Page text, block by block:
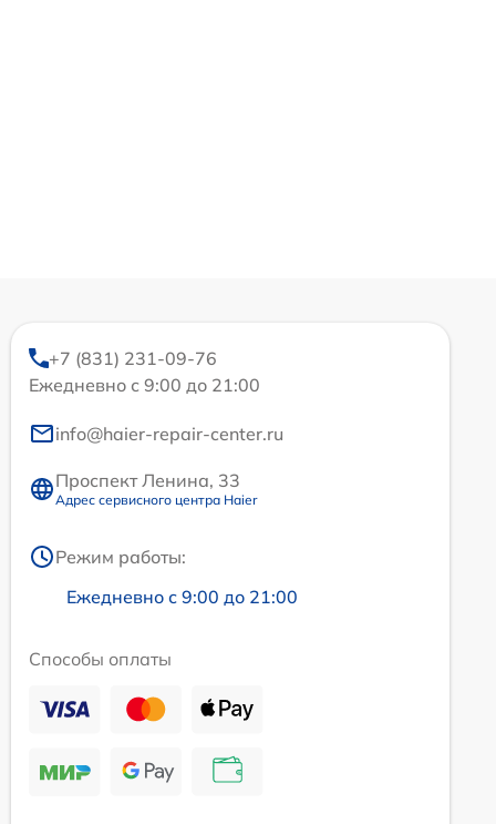
+7 (831) 231-09-76
Ежедневно с 9:00 до 21:00
info@haier-repair-center.ru
Проспект Ленина, 33
Адрес сервисного центра Haier
Режим работы:
Ежедневно с 9:00 до 21:00
Способы оплаты